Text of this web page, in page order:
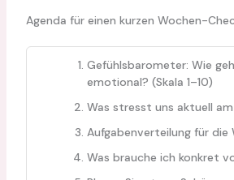
Agenda für einen kurzen Wochen-
Gefühlsbarometer: Wie
emotional? (Skala 1–10)
Was stresst uns aktuell
Aufgabenverteilung für die
Was brauche ich konkret